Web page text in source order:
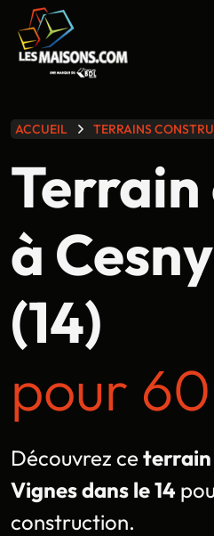
gamme
ACCUEIL TERRAINS
à
(14)
pour
Découvrez ce terrain
Vignes dans le 14
construction.